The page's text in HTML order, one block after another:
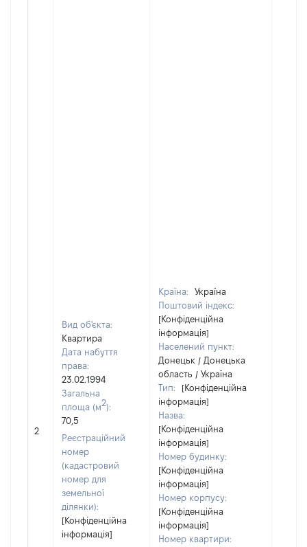
2
Вид об'єкта:
Квартира
Дата набуття
права:
23.02.1994
Загальна
площа (м2):
70,5
Реєстраційний
номер
(кадастровий
номер для
земельної
ділянки):
[Конфіденційна
інформація]
Країна:
Україна
Поштовий індекс:
[Конфіденційна
інформація]
Населений пункт:
Донецьк / Донецька
область / Україна
Тип:
[Конфіденційна
інформація]
Назва:
[Конфіденційна
інформація]
Номер будинку:
[Конфіденційна
інформація]
Номер корпусу:
[Конфіденційна
інформація]
Номер квартири: